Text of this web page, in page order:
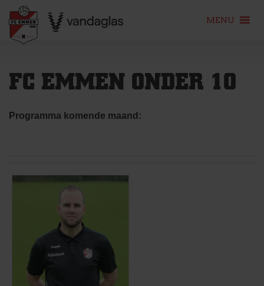
content
MENU
FC EMMEN ONDER 10
Programma komende maand: